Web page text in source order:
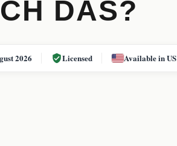
DAS?
2026 Licensed Available in US